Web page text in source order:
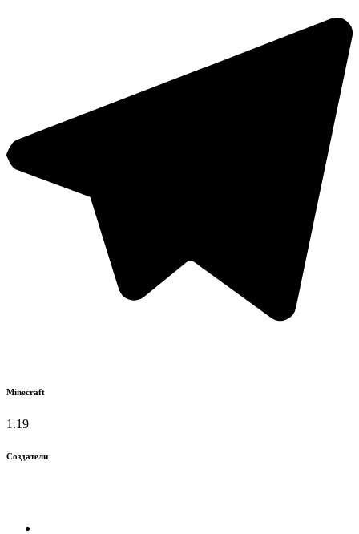
Minecraft
1.19
Создатели